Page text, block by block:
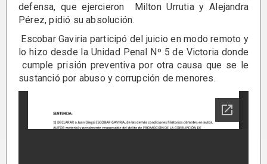
defensa, que ejercieron Milton Urrutia y Alejandra
Pérez, pidió su absolución.
Escobar Gaviria participó del juicio en modo remoto y
lo hizo desde la Unidad Penal Nº 5 de Victoria donde
cumple prisión preventiva por otra causa que se le
sustanció por abuso y corrupción de menores.